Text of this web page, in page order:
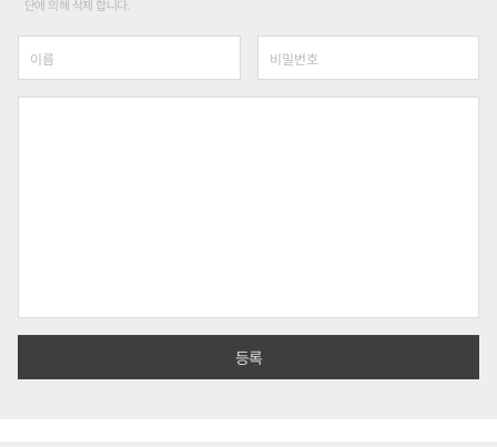
단에 의해 삭제 합니다.